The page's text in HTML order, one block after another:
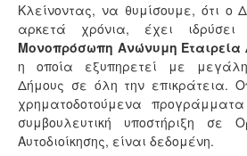
Κλείνοντας, να θυμίσουμε, ότι ο
αρκετά χρόνια, έχει
Μονοπρόσωπη Ανώνυμη
η οποία εξυπηρετεί με
Δήμους σε όλη την επικράτεια.
χρηματοδοτούμενα
συμβουλευτική υποστήριξη σε
Αυτοδιοίκησης, είναι δεδομένη.